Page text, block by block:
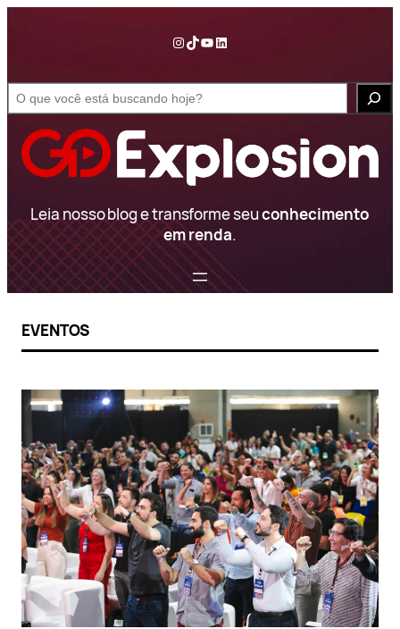
conteúdo
InstagramTikTok YouTube LinkedIn
e
Leia nosso blog e transforme seuconhecimento
em renda.
EVENTOS